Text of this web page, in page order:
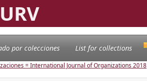
por colecciones List for collections
= International Journal of Organizations2018